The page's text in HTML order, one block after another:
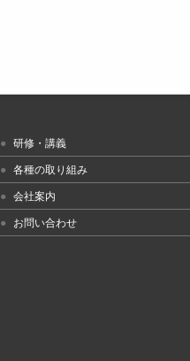
研修・講義
各種の取り組み
会社案内
お問い合わせ